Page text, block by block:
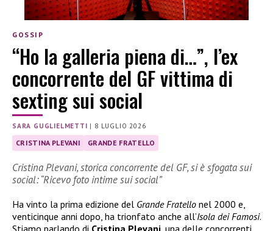
GOSSIP
“Ho la galleria piena di…”, l’ex
concorrente del GF vittima di
sexting sui social
SARA GUGLIELMETTI | 8 LUGLIO 2026
CRISTINA PLEVANI GRANDE FRATELLO
Cristina Plevani, storica concorrente del GF, si è sfogata sui
social: “Ricevo foto intime sui social”
Ha vinto la prima edizione del Grande Fratello nel 2000 e,
venticinque anni dopo, ha trionfato anche all’Isola dei Famosi.
Stiamo parlando di Cristina Plevani , una delle concorrenti